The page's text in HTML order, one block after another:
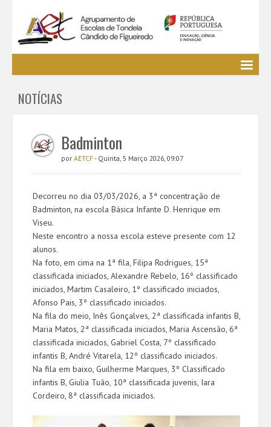
EE / Alunos
Cursos Profissionais
Bibliotecas
Media AETCF
Utilizador não identificado. (Entrar)
NOTÍCIAS
Badminton
por AETCF- Quinta, 5 Março 2026, 09:07
Decorreu no dia 03/03/2026, a 3ª concentração de
Badminton, na escola Básica Infante D. Henrique em
Viseu.
Neste encontro a nossa escola esteve presente com 12
alunos.
Na foto, em cima na 1ª fila, Filipa Rodrigues, 15ª
classificada iniciados, Alexandre Rebelo, 16º classificado
iniciados, Martim Casaleiro, 1º classificado iniciados,
Afonso Pais, 3º classificado iniciados.
Na fila do meio, Inês Gonçalves, 2ª classificada infantis B,
Maria Matos, 2ª classificada iniciados, Maria Ascensão, 6ª
classificada iniciados, Gabriel Costa, 7º classificado
infantis B, André Vitarela, 12º classificado iniciados.
Na fila em baixo, Guilherme Marques, 3º Classificado
infantis B, Giulia Tuão, 10ª classificada juvenis, Iara
Cordeiro, 8ª classificada iniciados.